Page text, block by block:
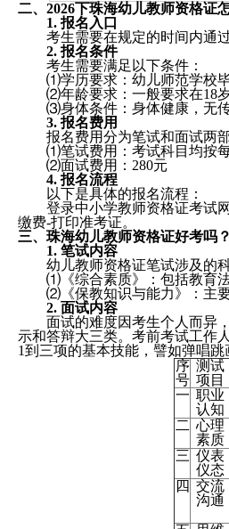
二、2026下珠海幼儿教师资格证
1. 报名入口
考生需要在规定的时间内通
2. 报名条件
考生需要满足以下条件：
⑴学历要求：幼儿师范学校
⑵年龄要求：一般要求在18岁
⑶身体条件：身体健康，无
3. 报名费用
报名费用分为笔试和面试两
⑴笔试费用：考试科目均按
⑵面试费用：280元
4. 报名流程
以下是具体的报名流程：
登录中小学教师资格证考试
缴费-打印准考证。
三、珠海幼儿教师资格证好考吗
1. 笔试内容
幼儿教师资格证笔试涉及的
⑴《综合素质》：包括教育
⑵《保教知识与能力》：主
2. 面试内容
面试的难度因考生个人而异
示和答辩大三类。考前考试工作
1到三项的基本技能，譬如弹唱跳
序
号
测试
项目
一 职业
认知
二 心理
素质
三 仪表
仪态
四 交流
沟通